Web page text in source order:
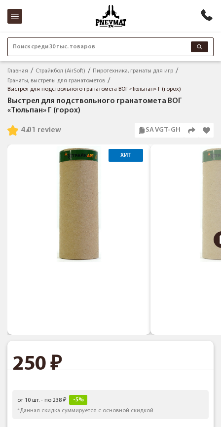
Поиск среди 30 тыс. товаров
Главная Страйкбол (AirSoft)
Пиротехника, гранаты для игр
Гранаты, выстрелы для гранатометов
Выстрел для подствольного гранатомета ВОГ «Тюльпан» Г (горох)
Выстрел для подствольного гранатомета ВОГ
«Тюльпан» Г (горох)
1 review
4.0 SA VGT-GH
ХИТ
250
от 10 шт. - по 238
-5%
*Данная скидка суммируется с основной скидкой